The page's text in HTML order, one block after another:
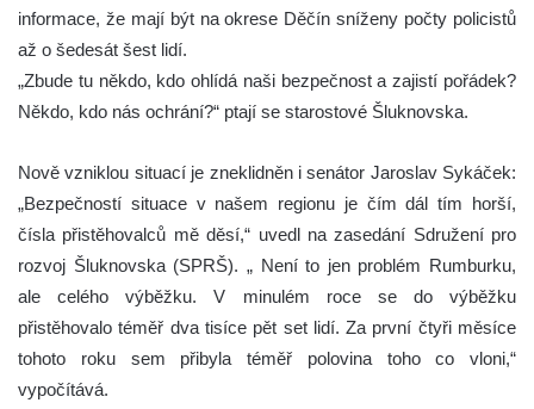
informace, že mají být na okrese Děčín sníženy počty policistů
až o šedesát šest lidí.
„Zbude tu někdo, kdo ohlídá naši bezpečnost a zajistí pořádek?
Někdo, kdo nás ochrání?“ ptají se starostové Šluknovska.
Nově vzniklou situací je zneklidněn i senátor Jaroslav Sykáček:
„Bezpečností situace v našem regionu je čím dál tím horší,
čísla přistěhovalců mě děsí,“ uvedl na zasedání Sdružení pro
rozvoj Šluknovska (SPRŠ). „ Není to jen problém Rumburku,
ale celého výběžku. V minulém roce se do výběžku
přistěhovalo téměř dva tisíce pět set lidí. Za první čtyři měsíce
tohoto roku sem přibyla téměř polovina toho co vloni,“
vypočítává.